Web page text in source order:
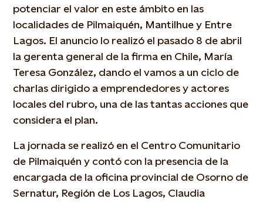
potenciar el valor en este ámbito en las
localidades de Pilmaiquén, Mantilhue y Entre
Lagos. El anuncio lo realizó el pasado 8 de abril
la gerenta general de la firma en Chile, María
Teresa González, dando el vamos a un ciclo de
charlas dirigido a emprendedores y actores
locales del rubro, una de las tantas acciones que
considera el plan.
La jornada se realizó en el Centro Comunitario
de Pilmaiquén y contó con la presencia de la
encargada de la oficina provincial de Osorno de
Sernatur, Región de Los Lagos, Claudia